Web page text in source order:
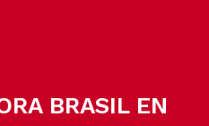
BRASIL EN